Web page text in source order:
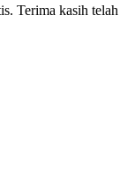
Terima kasih telah